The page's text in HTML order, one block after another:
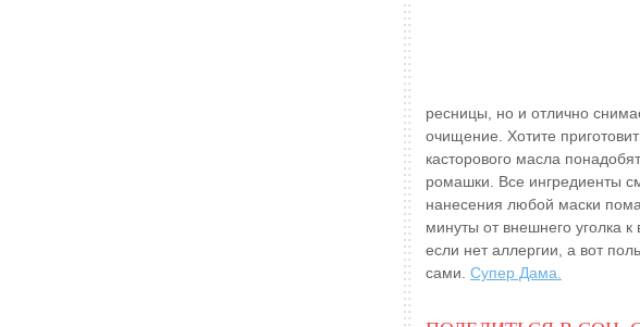
ресницы, но и отлично
очищение. Хотите
касторового масла
ромашки. Все ингредиенты
нанесения любой маски
минуты от внешнего уголка
если нет аллергии, а вот
сами. Супер Дама.